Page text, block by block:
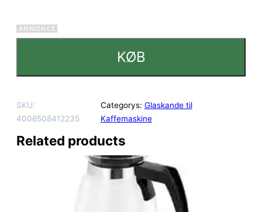
KØB
SKU:
4006508412235
Categorys: Glaskande til
Kaffemaskine
Related products